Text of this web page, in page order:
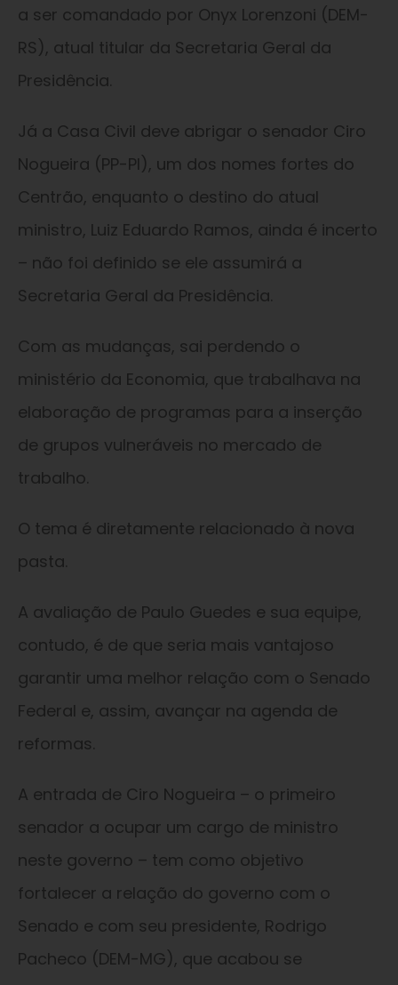
a ser comandado por Onyx Lorenzoni (DEM-
RS), atual titular da Secretaria Geral da
Presidência.
Já a Casa Civil deve abrigar o senador Ciro
Nogueira (PP-PI), um dos nomes fortes do
Centrão, enquanto o destino do atual
ministro, Luiz Eduardo Ramos, ainda é incerto
– não foi definido se ele assumirá a
Secretaria Geral da Presidência.
Com as mudanças, sai perdendo o
ministério da Economia, que trabalhava na
elaboração de programas para a inserção
de grupos vulneráveis no mercado de
trabalho.
O tema é diretamente relacionado à nova
pasta.
A avaliação de Paulo Guedes e sua equipe,
contudo, é de que seria mais vantajoso
garantir uma melhor relação com o Senado
Federal e, assim, avançar na agenda de
reformas.
A entrada de Ciro Nogueira – o primeiro
senador a ocupar um cargo de ministro
neste governo – tem como objetivo
fortalecer a relação do governo com o
Senado e com seu presidente, Rodrigo
Pacheco (DEM-MG), que acabou se